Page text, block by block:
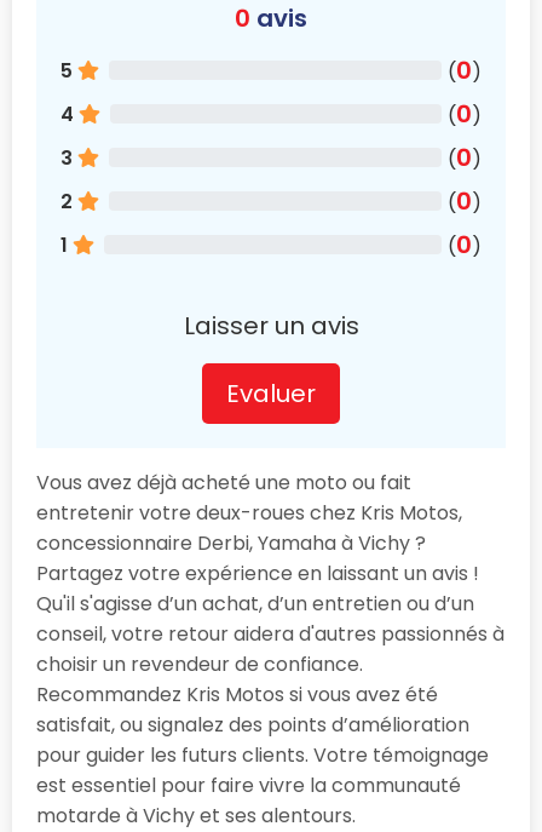
0 avis
5 (0)
4
(0)
3
(0)
2
(0)
1
(0)
Laisser un avis
Evaluer
Vous avez déjà acheté une moto ou fait
entretenir votre deux-roues chez Kris Motos,
concessionnaire Derbi, Yamaha à Vichy ?
Partagez votre expérience en laissant un avis !
Qu'il s'agisse d’un achat, d’un entretien ou d’un
conseil, votre retour aidera d'autres passionnés à
choisir un revendeur de confiance.
Recommandez Kris Motos si vous avez été
satisfait, ou signalez des points d’amélioration
pour guider les futurs clients. Votre témoignage
est essentiel pour faire vivre la communauté
motarde à Vichy et ses alentours.